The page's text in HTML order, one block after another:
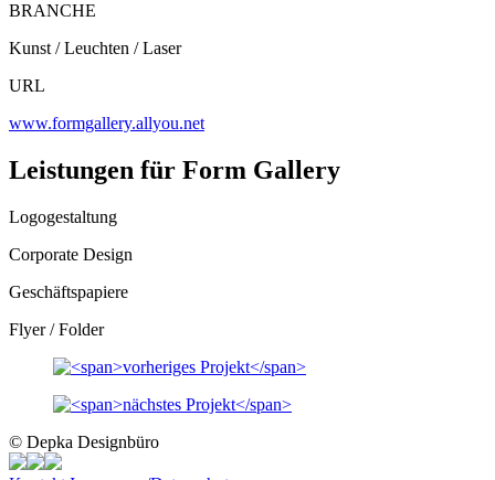
BRANCHE
Kunst / Leuchten / Laser
URL
www.formgallery.allyou.net
Leistungen für Form Gallery
Logogestaltung
Corporate Design
Geschäftspapiere
Flyer / Folder
© Depka Designbüro